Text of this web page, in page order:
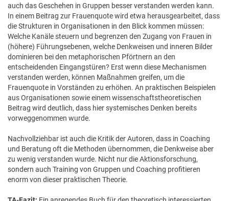
auch das Geschehen in Gruppen besser verstanden werden kann.
In einem Beitrag zur Frauenquote wird etwa herausgearbeitet, dass
die Strukturen in Organisationen in den Blick kommen müssen:
Welche Kanäle steuern und begrenzen den Zugang von Frauen in
(höhere) Führungsebenen, welche Denkweisen und inneren Bilder
dominieren bei den metaphorischen Pförtnern an den
entscheidenden Eingangstüren? Erst wenn diese Mechanismen
verstanden werden, können Maßnahmen greifen, um die
Frauenquote in Vorständen zu erhöhen. An praktischen Beispielen
aus Organisationen sowie einem wissenschaftstheoretischen
Beitrag wird deutlich, dass hier systemisches Denken bereits
vorweggenommen wurde.
Nachvollziehbar ist auch die Kritik der Autoren, dass in Coaching
und Beratung oft die Methoden übernommen, die Denkweise aber
zu wenig verstanden wurde. Nicht nur die Aktionsforschung,
sondern auch Training von Gruppen und Coaching profitieren
enorm von dieser praktischen Theorie.